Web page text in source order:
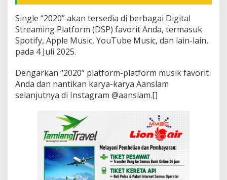
Single “2020” akan tersedia di berbagai Digital
Streaming Platform (DSP) favorit Anda, termasuk
Spotify, Apple Music, YouTube Music, dan lain-lain,
pada 4 Juli 2025.
Dengarkan “2020” platform-platform musik favorit
Anda dan nantikan karya-karya Aanslam
selanjutnya di Instagram @aanslam.[]